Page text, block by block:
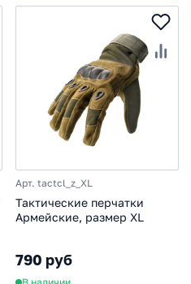
Арт. tactcl_z_XL
Тактические перчатки
Армейские, размер XL
790 руб